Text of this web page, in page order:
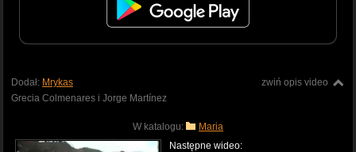
zwiń opis video
Dodał: Mrykas
Grecia Colmenares i Jorge Martínez
W katalogu: Maria
Następne wideo: